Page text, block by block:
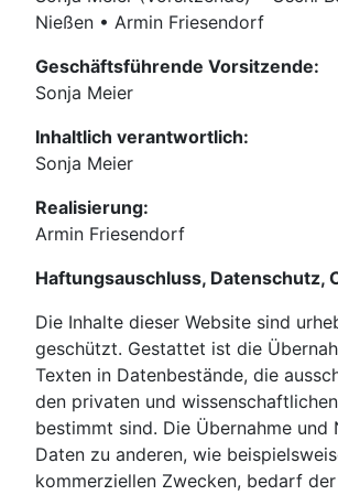
Nießen • Armin Friesendorf
Geschäftsführende Vorsitzende:
Sonja Meier
Inhaltlich verantwortlich:
Sonja Meier
Realisierung:
Armin Friesendorf
Haftungsauschluss, Datenschutz,
Die Inhalte dieser Website sind
geschützt. Gestattet ist die
Texten in Datenbestände, die
den privaten und
bestimmt sind. Die Übernahme und
Daten zu anderen, wie
kommerziellen Zwecken, bedarf